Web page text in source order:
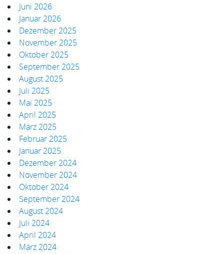
Juni 2026
Januar 2026
Dezember 2025
November 2025
Oktober 2025
September 2025
August 2025
Juli 2025
Mai 2025
April 2025
März 2025
Februar 2025
Januar 2025
Dezember 2024
November 2024
Oktober 2024
September 2024
August 2024
Juli 2024
April 2024
März 2024